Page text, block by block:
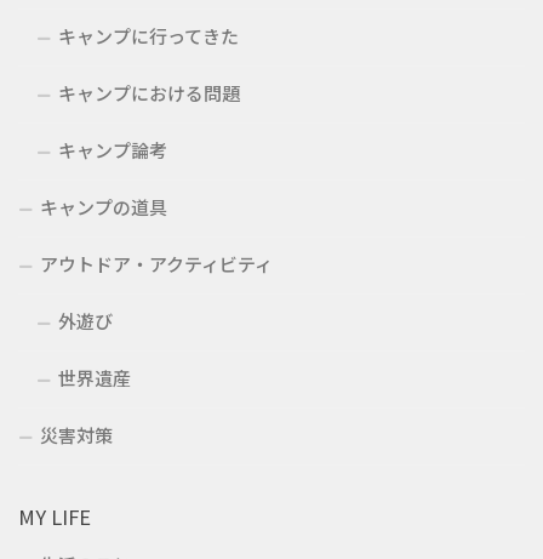
キャンプに行ってきた
キャンプにおける問題
キャンプ論考
キャンプの道具
アウトドア・アクティビティ
外遊び
世界遺産
災害対策
MY LIFE